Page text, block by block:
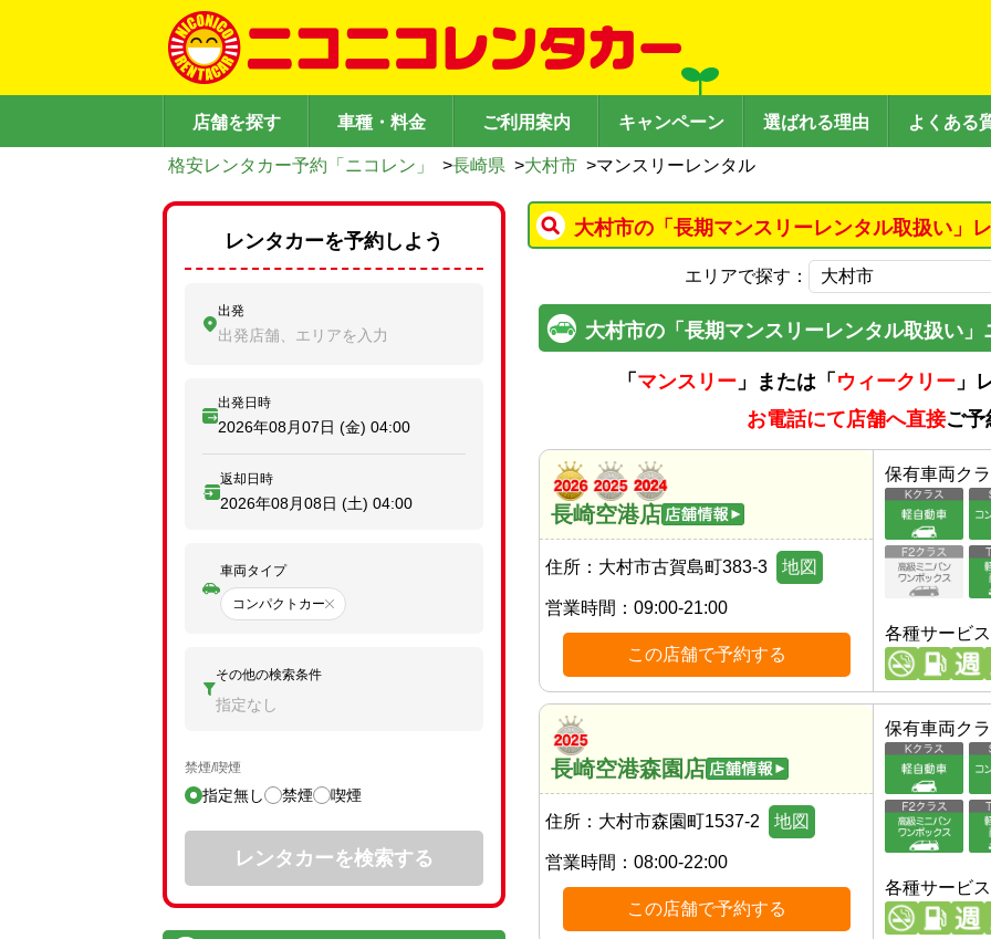
店舗を探す 車種・料金 ご利用案内 キャンペーン 選ばれる理由 よくある
格安レンタカー予約「ニコレン」 >長崎県 >大村市 >マンスリーレンタル
大村市の「長期マンスリーレンタル取扱い」
エリアで探す：
大村市の「長期マンスリーレンタル取扱い
「 マンスリー 」または「 ウィークリー 」
お電話にて店舗へ直接ご予
長崎空港店
住所： 大村市古賀島町383-3 地図
営業時間： 09:00-21:00
この店舗で予約する
保有車両ク
各種サービス
長崎空港森園店
住所： 大村市森園町1537-2 地図
営業時間： 08:00-22:00
この店舗で予約する
保有車両ク
各種サービス
レンタカーを予約しよう
出発
出発店舗、エリアを入力
出発日時
2026年08月07日 (金) 04:00
返却日時
2026年08月08日 (土) 04:00
車両タイプ
コンパクトカー
その他の検索条件
指定なし
禁煙/喫煙
指定無し 禁煙 喫煙
レンタカーを検索する